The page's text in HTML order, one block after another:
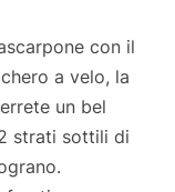
con il
a velo, la
un bel
strati sottili di